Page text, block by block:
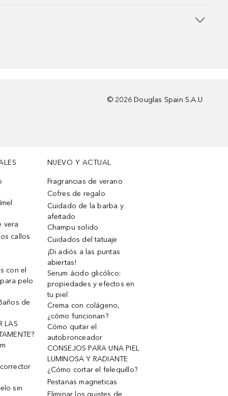
© 2026 Douglas Spain S.A.U
vera
callos
con el
pelo
de
LAS
sin
NUEVO Y ACTUAL
Fragrancias de verano
Cofres de regalo
Cuidado de la barba y
afeitado
Champu solido
Cuidados del tatuaje
¡Di adiós a las puntas
abiertas!
Serum ácido glicólico:
propiedades y efectos en
tu piel
Crema con colágeno,
¿cómo funcionan?
Cómo quitar el
autobronceador
CONSEJOS PARA UNA PIEL
LUMINOSA Y RADIANTE
¿Cómo cortar el felequillo?
Pestanas magneticas
Eliminar los quistes de